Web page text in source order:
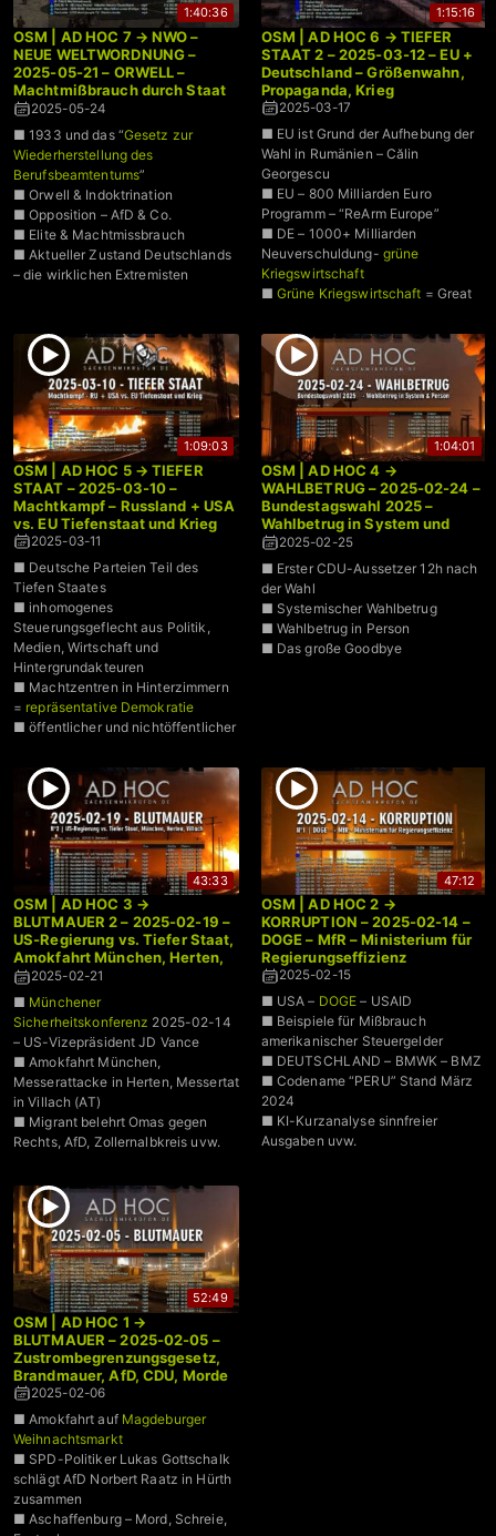
1:40:36
OSM | AD HOC 7 → NWO –
NEUE WELTWORDNUNG –
2025-05-21 – ORWELL –
Machtmißbrauch durch Staat
& Medien
2025-05-24
■ 1933 und das “Gesetz zur
Wiederherstellung des
Berufsbeamtentums”
■ Orwell & Indoktrination
■ Opposition – AfD & Co.
■ Elite & Machtmissbrauch
■ Aktueller Zustand Deutschlands
– die wirklichen Extremisten
1:15:16
OSM | AD HOC 6 → TIEFER
STAAT 2 – 2025-03-12 – EU +
Deutschland – Größenwahn,
Propaganda, Krieg
2025-03-17
■ EU ist Grund der Aufhebung der
Wahl in Rumänien – Călin
Georgescu
■ EU – 800 Milliarden Euro
Programm – “ReArm Europe”
■ DE – 1000+ Milliarden
Neuverschuldung- grüne
Kriegswirtschaft
■ Grüne Kriegswirtschaft = Great
■ Deutsche Parteien betrügen den
Wähler: CDU, SPD, Grüne, Linke
■ BSW nur durch falsche
Stimmauszählung unter 5% Hürde
für den Bundestag
■ 551 Fragen zum Tiefen Staat
■ AD HOC – Rechner über 1,4
Billionen Euro
1:09:03
OSM | AD HOC 5 → TIEFER
STAAT – 2025-03-10 –
Machtkampf – Russland + USA
vs. EU Tiefenstaat und Krieg
2025-03-11
■ Deutsche Parteien Teil des
Tiefen Staates
■ inhomogenes
Steuerungsgeflecht aus Politik,
Medien, Wirtschaft und
Hintergrundakteuren
■ Machtzentren in Hinterzimmern
= repräsentative Demokratie
■ öffentlicher und nichtöffentlicher
Staates
■ Ukraine-Krieg, Donald Trump,
CDU, AfD uvw.
1:04:01
OSM | AD HOC 4 →
WAHLBETRUG – 2025-02-24 –
Bundestagswahl 2025 –
Wahlbetrug in System und
Person
2025-02-25
■ Erster CDU-Aussetzer 12h nach
der Wahl
■ Systemischer Wahlbetrug
■ Wahlbetrug in Person
■ Das große Goodbye
43:33
OSM | AD HOC 3 →
BLUTMAUER 2 – 2025-02-19 –
US-Regierung vs. Tiefer Staat,
Amokfahrt München, Herten,
Villach
2025-02-21
■ Münchener
Sicherheitskonferenz 2025-02-14
– US-Vizepräsident JD Vance
■ Amokfahrt München,
Messerattacke in Herten, Messertat
in Villach (AT)
■ Migrant belehrt Omas gegen
Rechts, AfD, Zollernalbkreis uvw.
47:12
OSM | AD HOC 2 →
KORRUPTION – 2025-02-14 –
DOGE – MfR – Ministerium für
Regierungseffizienz
2025-02-15
■ USA – DOGE – USAID
■ Beispiele für Mißbrauch
amerikanischer Steuergelder
■ DEUTSCHLAND – BMWK – BMZ
■ Codename “PERU” Stand März
2024
■ KI-Kurzanalyse sinnfreier
Ausgaben uvw.
52:49
OSM | AD HOC 1 →
BLUTMAUER – 2025-02-05 –
Zustrombegrenzungsgesetz,
Brandmauer, AfD, CDU, Morde
2025-02-06
■ Amokfahrt auf Magdeburger
Weihnachtsmarkt
■ SPD-Politiker Lukas Gottschalk
schlägt AfD Norbert Raatz in Hürth
zusammen
■ Aschaffenburg – Mord, Schreie,